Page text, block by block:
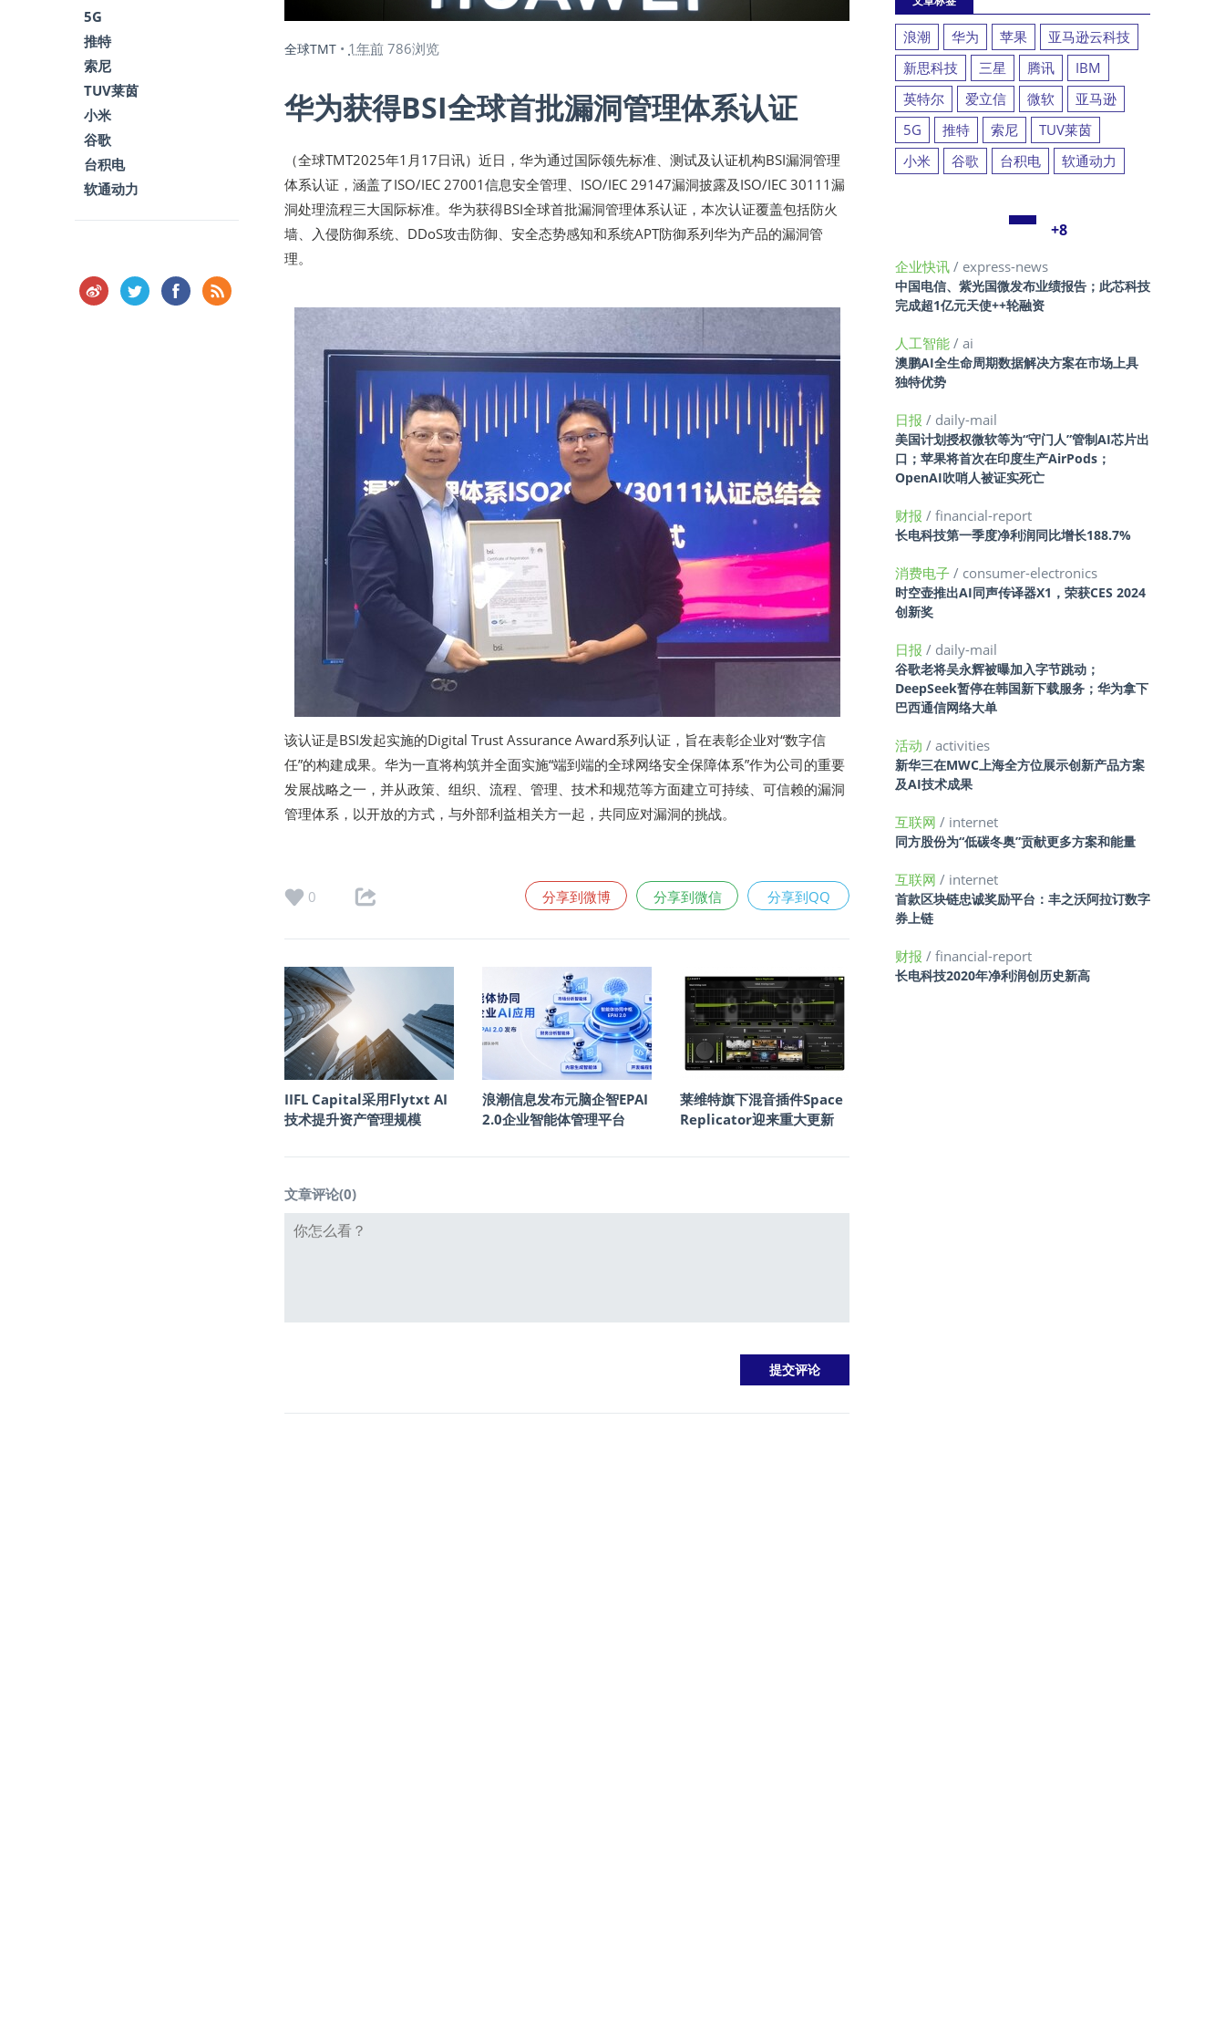
全球TMT • 1年前 786浏览
华为获得BSI全球首批漏洞管理体系认证
（全球TMT2025年1月17日讯）近日，华为通过国际领先标准、测试及认证机构BSI漏洞管理
体系认证，涵盖了ISO/IEC 27001信息安全管理、ISO/IEC 29147漏洞披露及ISO/IEC 30111漏
洞处理流程三大国际标准。华为获得BSI全球首批漏洞管理体系认证，本次认证覆盖包括防火
墙、入侵防御系统、DDoS攻击防御、安全态势感知和系统APT防御系列华为产品的漏洞管
理。
该认证是BSI发起实施的Digital Trust Assurance Award系列认证，旨在表彰企业对“数字信
任”的构建成果。华为一直将构筑并全面实施“端到端的全球网络安全保障体系”作为公司的重要
发展战略之一，并从政策、组织、流程、管理、技术和规范等方面建立可持续、可信赖的漏洞
管理体系，以开放的方式，与外部利益相关方一起，共同应对漏洞的挑战。
0 分享到微博 分享到微信 分享到QQ
IIFL Capital采用Flytxt AI
技术提升资产管理规模
浪潮信息发布元脑企智EPAI
2.0企业智能体管理平台
莱维特旗下混音插件Space
Replicator迎来重大更新
文章评论(0)
5G
推特
索尼
TUV莱茵
小米
谷歌
台积电
软通动力
浪潮 华为 苹果
亚马逊云科技
新思科技
三星 腾讯
IBM
英特尔
爱立信 微软
亚马逊
5G
推特 索尼
TUV莱茵
小米
谷歌 台积电 软通动力
+8
企业快讯 / express-news
中国电信、紫光国微发布业绩报告；此芯科技
完成超1亿元天使++轮融资
人工智能 / ai
澳鹏AI全生命周期数据解决方案在市场上具
独特优势
日报 / daily-mail
美国计划授权微软等为“守门人”管制AI芯片出
口；苹果将首次在印度生产AirPods；
OpenAI吹哨人被证实死亡
财报 / financial-report
长电科技第一季度净利润同比增长188.7%
消费电子 / consumer-electronics
时空壶推出AI同声传译器X1，荣获CES 2024
创新奖
日报 / daily-mail
谷歌老将吴永辉被曝加入字节跳动；
DeepSeek暂停在韩国新下载服务；华为拿下
巴西通信网络大单
活动 / activities
新华三在MWC上海全方位展示创新产品方案
及AI技术成果
互联网 / internet
同方股份为“低碳冬奥”贡献更多方案和能量
互联网 / internet
首款区块链忠诚奖励平台：丰之沃阿拉订数字
券上链
财报 / financial-report
长电科技2020年净利润创历史新高